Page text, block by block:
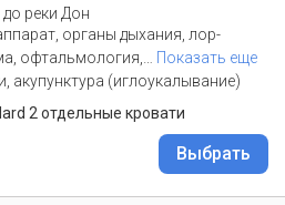
до реки Дон
органы дыхания, лор-
офтальмология,
Показать еще
акупунктура (иглоукалывание)
2 отдельные кровати
Выбрать